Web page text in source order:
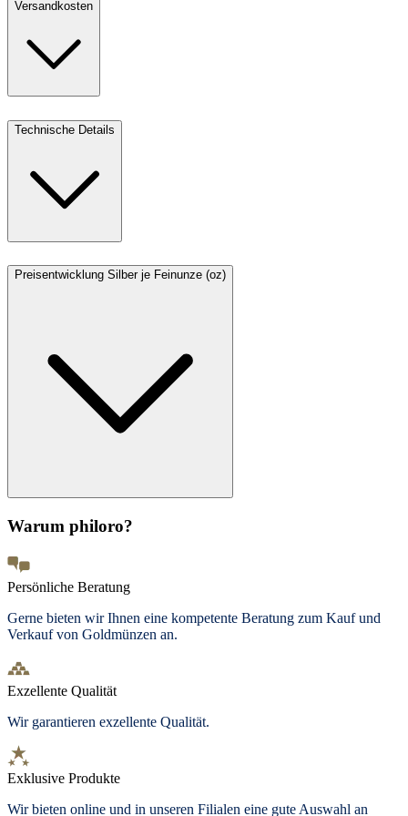
Versandkosten
Technische Details
Preisentwicklung Silber je Feinunze (oz)
Warum philoro?
Persönliche Beratung
Gerne bieten wir Ihnen eine kompetente Beratung zum Kauf und
Verkauf von Goldmünzen an.
Exzellente Qualität
Wir garantieren exzellente Qualität.
Exklusive Produkte
Wir bieten online und in unseren Filialen eine gute Auswahl an